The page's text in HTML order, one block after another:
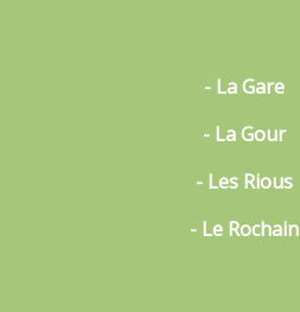
- La Gare
- La Gour
- Les Rious
- Le Rochain